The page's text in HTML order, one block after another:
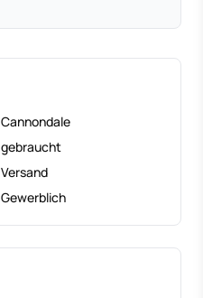
Cannondale
gebraucht
Versand
Gewerblich